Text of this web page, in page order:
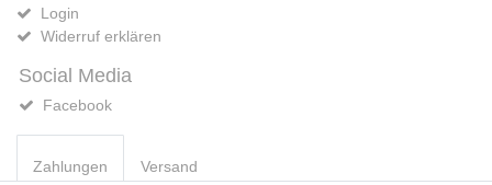
Login
Widerruf erklären
Social Media
Facebook
Zahlungen Versand